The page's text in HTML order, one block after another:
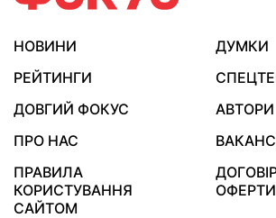
НОВИНИ
ДУМКИ
РЕЙТИНГИ
ДОВГИЙ ФОКУС
АВТОРИ
ПРО НАС
ПРАВИЛА
КОРИСТУВАННЯ
САЙТОМ
ОФЕРТИ